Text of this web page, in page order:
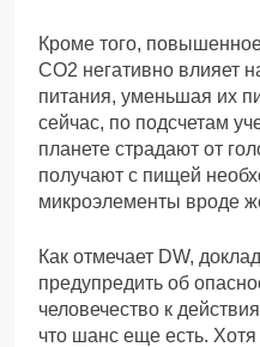
Кроме того,
CO2 негативно влияет
питания, уменьшая их
сейчас, по подсчетам
планете страдают от
получают с пищей
микроэлементы вроде
Как отмечает DW,
предупредить об
человечество к
что шанс еще есть.